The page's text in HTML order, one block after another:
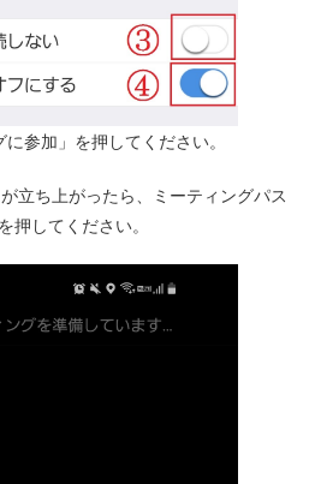
参加」を押してください。
立ち上がったら、ミーティングパス
押してください。